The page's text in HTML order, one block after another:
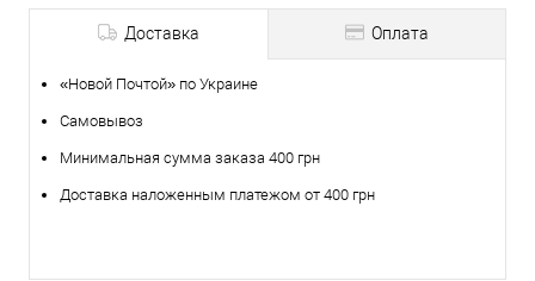
Доставка Оплата
«Новой Почтой» по Украине
Самовывоз
Минимальная сумма заказа 400 грн
Доставка наложенным платежом от 400 грн